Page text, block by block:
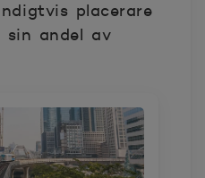
placerare
sin andel av